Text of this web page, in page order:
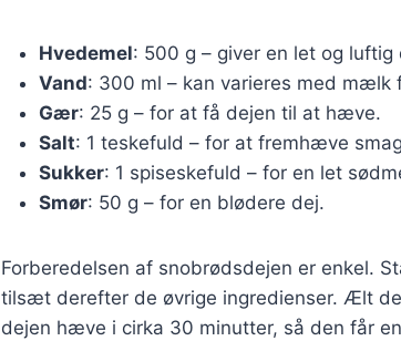
Hvedemel: 500 g – giver en let og luftig
Vand: 300 ml – kan varieres med mælk
Gær: 25 g – for at få dejen til at hæve.
Salt: 1 teskefuld – for at fremhæve
Sukker: 1 spiseskefuld – for en let
Smør: 50 g – for en blødere dej.
Forberedelsen af snobrødsdejen er enkel.
tilsæt derefter de øvrige ingredienser. Ælt
dejen hæve i cirka 30 minutter, så den får